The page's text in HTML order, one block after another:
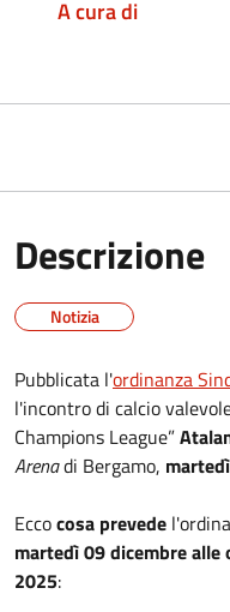
A cura di
Descrizione
Notizia
Pubblicata l'ordinanza
l'incontro di calcio
Champions League”
Arenadi Bergamo,
Eccocosa prevede
martedì 09 dicembre
2025: